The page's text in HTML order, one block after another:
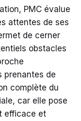
PMC évalue
attentes de ses
de cerner
obstacles
prenantes de
complète du
car elle pose
efficace et